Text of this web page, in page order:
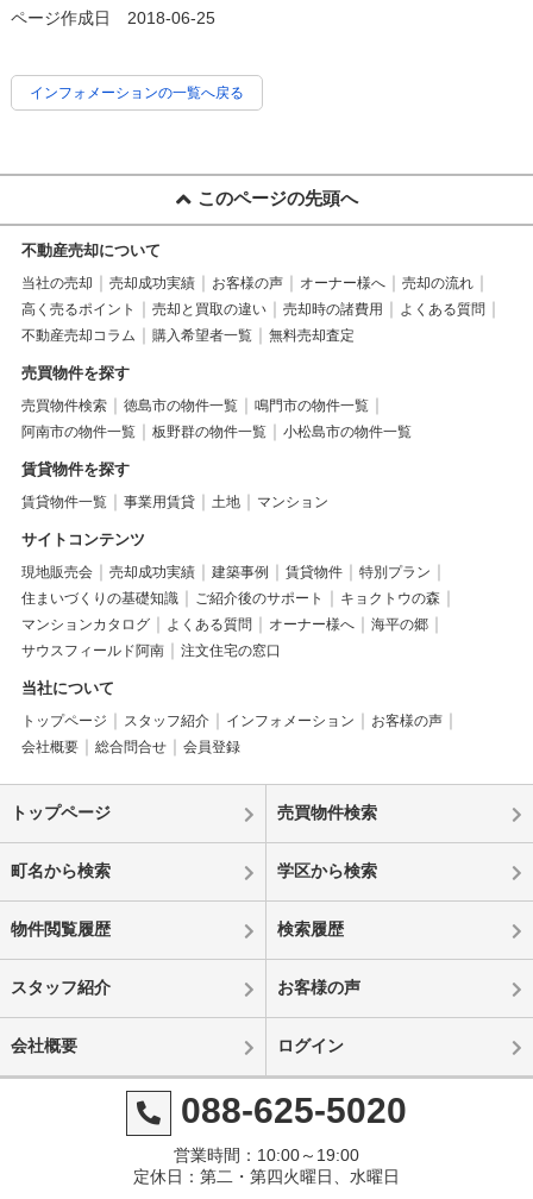
ページ作成日 2018-06-25
インフォメーションの一覧へ戻る
このページの先頭へ
不動産売却について
当社の売却 売却成功実績 お客様の声 オーナー様へ
売却の流れ
高く売るポイント
売却と買取の違い 売却時の諸費用
よくある質問
不動産売却コラム
購入希望者一覧 無料売却査定
売買物件を探す
売買物件検索 徳島市の物件一覧
鳴門市の物件一覧
阿南市の物件一覧
板野群の物件一覧 小松島市の物件一覧
賃貸物件を探す
賃貸物件一覧 事業用賃貸 土地 マンション
サイトコンテンツ
現地販売会 売却成功実績 建築事例 賃貸物件
特別プラン
住まいづくりの基礎知識
ご紹介後のサポート
キョクトウの森
マンションカタログ
よくある質問 オーナー様へ
海平の郷
サウスフィールド阿南
注文住宅の窓口
当社について
トップページ スタッフ紹介 インフォメーション
お客様の声
会社概要
総合問合せ 会員登録
トップページ 売買物件検索
町名から検索 学区から検索
物件閲覧履歴 検索履歴
スタッフ紹介 お客様の声
会社概要 ログイン
088-625-5020
営業時間：10:00～19:00
定休日：第二・第四火曜日、水曜日